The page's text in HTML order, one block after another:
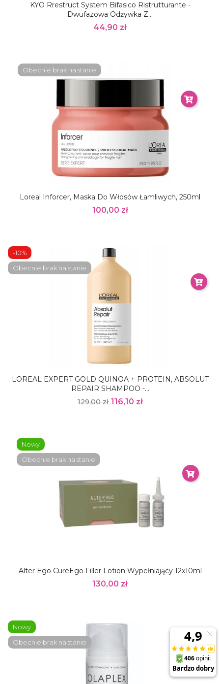
KYO Rrestruct System Bifasico Ristrutturante -
Dwufazowa Odżywka Z...
44,90 zł
Loreal Inforcer, Maska Do Włosów Łamliwych, 250ml
100,00 zł
Obecnie brak na stanie
LOREAL EXPERT GOLD QUINOA + PROTEIN, ABSOLUT
REPAIR SHAMPOO -...
129,00 zł 116,10 zł
-10%
Obecnie brak na stanie
Alter Ego CureEgo Filler Lotion Wypełniający 12x10ml
130,00 zł
Nowy
Obecnie brak na stanie
Nowy
Obecnie brak na stanie